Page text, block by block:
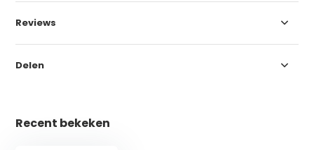
Reviews
Delen
Recent bekeken